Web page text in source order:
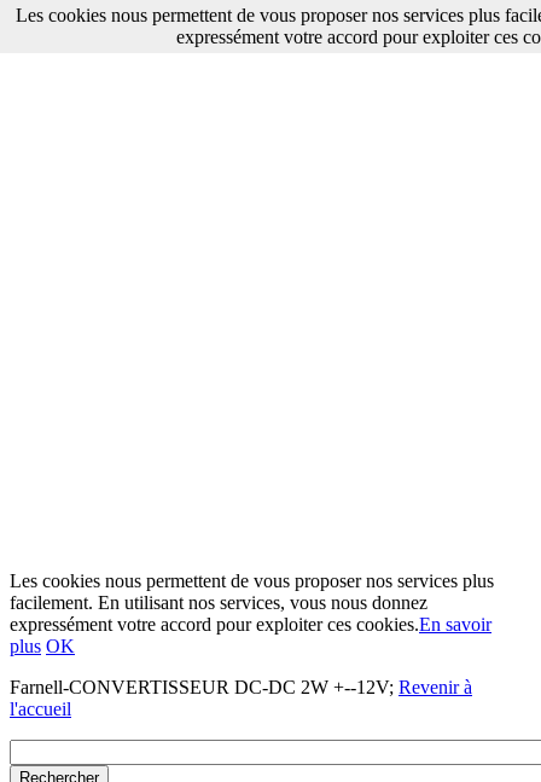
Les cookies nous permettent de vous proposer nos services plus
facilement. En utilisant nos services, vous nous donnez
expressément votre accord pour exploiter ces cookies.En savoir
plus OK
Farnell-CONVERTISSEUR DC-DC 2W +--12V; Revenir à
l'accueil
Les cookies nous permettent de vous proposer nos services plus
expressément votre accord pour exploiter ces